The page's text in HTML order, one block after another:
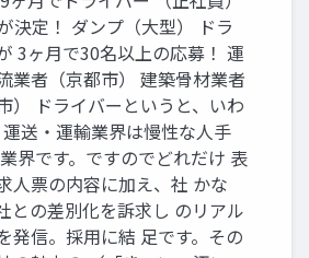
決定！ ダンプ（大型） ドラ
3ヶ月で30名以上の応募！ 運
業者（京都市） 建築骨材業者
） ドライバーというと、いわ
運送・運輸業界は慢性な人手
界です。ですのでどれだけ 表
人票の内容に加え、社 かな
との差別化を訴求し のリアル
発信。採用に結 足です。その